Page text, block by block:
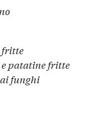
fritte
patatine fritte
funghi